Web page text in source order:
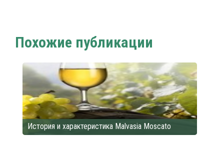
Похожие публикации
История и характеристика Malvasia Moscato